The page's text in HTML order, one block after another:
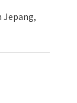
Jepang,